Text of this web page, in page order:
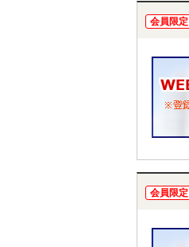
会員限定
会員限定